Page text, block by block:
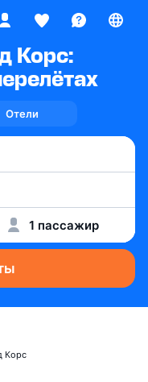
Корс:
Отели
1 пассажир
Корс